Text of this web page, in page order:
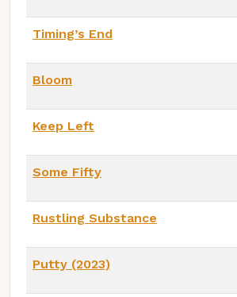
Timing’s End
Bloom
Keep Left
Some Fifty
Rustling Substance
Putty (2023)